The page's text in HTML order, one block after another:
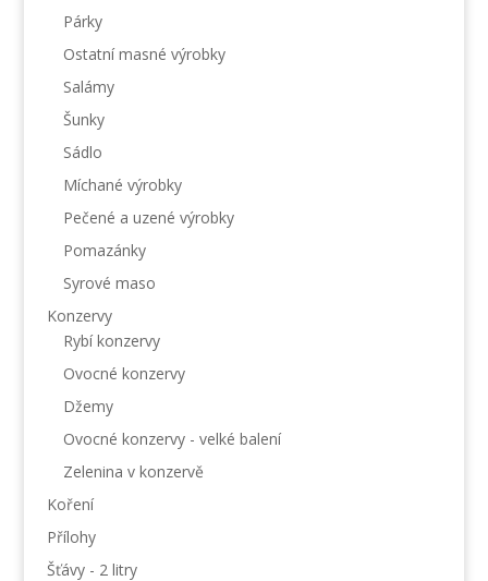
Párky
Ostatní masné výrobky
Salámy
Šunky
Sádlo
Míchané výrobky
Pečené a uzené výrobky
Pomazánky
Syrové maso
Konzervy
Rybí konzervy
Ovocné konzervy
Džemy
Ovocné konzervy - velké balení
Zelenina v konzervě
Koření
Přílohy
Šťávy - 2 litry